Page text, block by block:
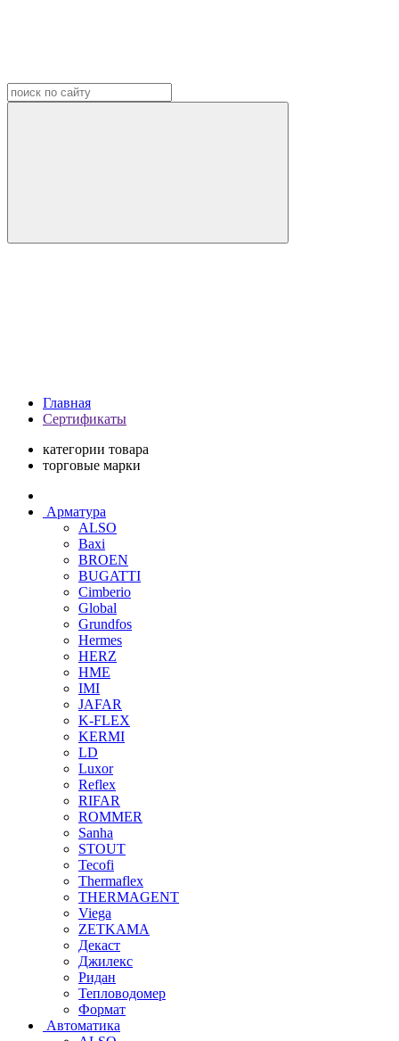
Главная
Сертификаты
категории товара
торговые марки
Арматура
ALSO
Baxi
BROEN
BUGATTI
Cimberio
Global
Grundfos
Hermes
HERZ
HME
IMI
JAFAR
K-FLEX
KERMI
LD
Luxor
Reflex
RIFAR
ROMMER
Sanha
STOUT
Tecofi
Thermaflex
THERMAGENT
Viega
ZETKAMA
Декаст
Джилекс
Ридан
Тепловодомер
Формат
Автоматика